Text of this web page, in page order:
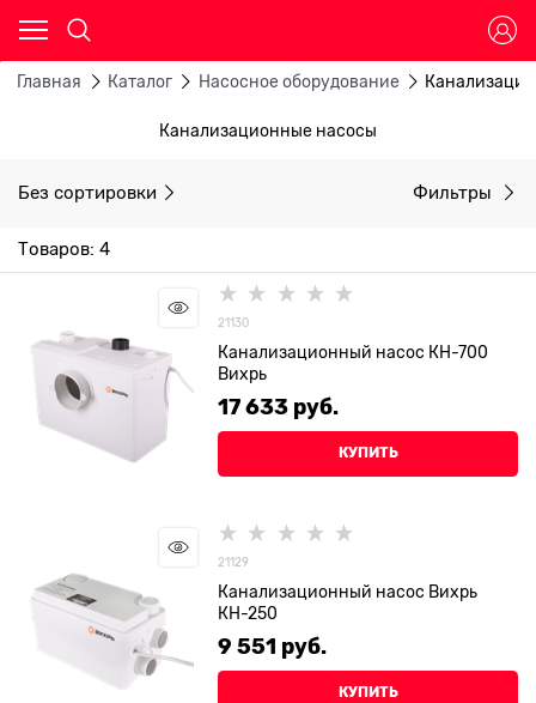
Главная Каталог Насосное оборудование
Канализационные насосы
Без сортировки Фильтры
Товаров: 4
21130
Канализационный насос КН-700
Вихрь
17 633 руб.
КУПИТЬ
21129
Канализационный насос Вихрь
КН-250
9 551 руб.
КУПИТЬ